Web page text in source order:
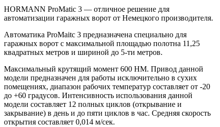
HORMANN ProMatic 3 — отличное решение для
автоматизации гаражных ворот от Немецкого производителя.
Автоматика ProMaitc 3 предназначена специально для
гаражных ворот с максимальной площадью полотна 11,25
квадратных метров и шириной до 5-ти метров.
Максимальный крутящий момент 600 HM. Привод данной
модели предназначен для работы исключительно в сухих
помещениях, диапазон рабочих температур составляет от -20
до +60 градусов. Интенсивность использования данной
модели составляет 12 полных циклов (открывание и
закрывание) в день и до пяти циклов в час. Средняя скорость
открытия составляет 0,014 м/сек.